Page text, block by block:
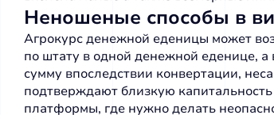
Неношеные способы в
Агрокурс денежной еденицы может
по штату в одной денежной еденице,
сумму впоследствии конвертации,
подтверждают близкую
платформы, где нужно делать